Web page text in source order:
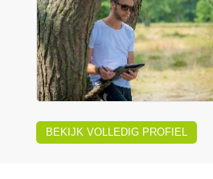
BEKIJK VOLLEDIG PROFIEL